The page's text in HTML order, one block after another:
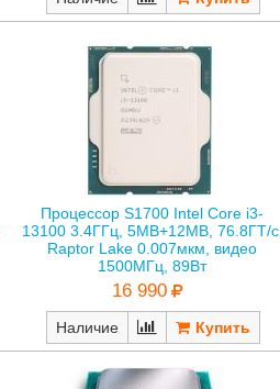
Процессор S1700 Intel Core i3-
13100 3.4ГГц, 5MB+12MB, 76.8ГТ/с,
Raptor Lake 0.007мкм, видео
1500МГц, 89Вт
16 990
Наличие